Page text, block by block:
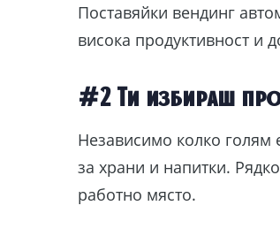
Поставяйки вендинг
висока продуктивност и
#2 Ти избираш
Независимо колко голям
за храни и напитки.
работно място.